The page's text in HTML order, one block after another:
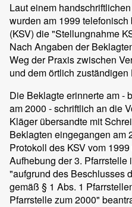
Laut einem
wurden am 1999
(KSV) die "Stellungnahme
Nach Angaben der
Weg der Praxis zwischen
und dem örtlich
Die Beklagte erinnerte am -
am 2000 - schriftlich an die
Kläger übersandte mit
Beklagten eingegangen am
Protokoll des KSV vom
Aufhebung der 3. Pfarrstelle
"aufgrund des Beschlusses
gemäß § 1 Abs. 1
Pfarrstelle zum 2000"